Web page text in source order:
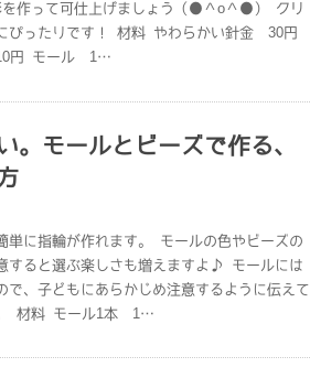
作って可仕上げましょう（●＾o＾●） クリ
ぴったりです！ 材料 やわらかい針金 30円
円 モール 1…
。モールとビーズで作る、
単に指輪が作れます。 モールの色やビーズの
すると選ぶ楽しさも増えますよ♪ モールには
で、子どもにあらかじめ注意するように伝えて
。 材料 モール1本 1…